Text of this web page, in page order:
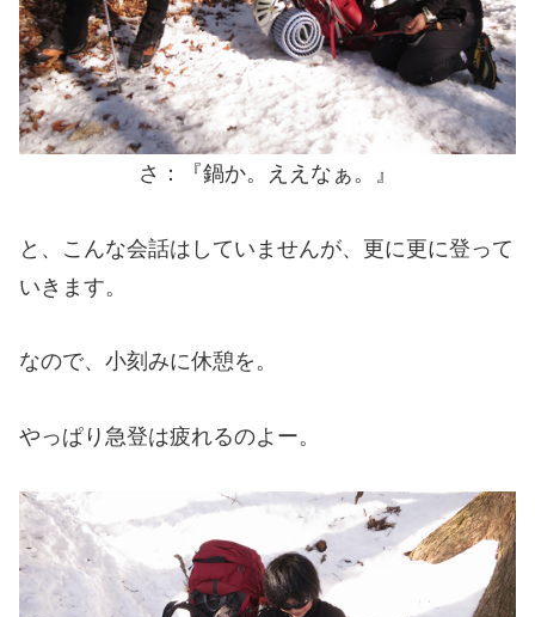
さ：『鍋か。ええなぁ。』
と、こんな会話はしていませんが、更に更に登って
いきます。
なので、小刻みに休憩を。
やっぱり急登は疲れるのよー。